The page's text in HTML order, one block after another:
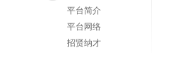
平台简介
平台网络
招贤纳才